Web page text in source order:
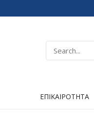
ΕΠΙΚΑΙΡΟΤΗΤΑ